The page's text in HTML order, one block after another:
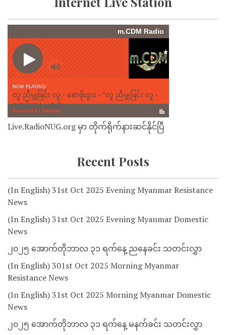
Live.RadioNUG.org မှာ တိုက်ရိုက်နားဆင်နိုင်ပြီ
Recent Posts
(In English) 31st Oct 2025 Evening Myanmar Resistance
News
(In English) 31st Oct 2025 Evening Myanmar Domestic
News
၂၀၂၅ အောက်တိုဘာလ ၃၁ ရက်နေ့ ညနေခင်း သတင်းလွှာ
(In English) 301st Oct 2025 Morning Myanmar
Resistance News
(In English) 31st Oct 2025 Morning Myanmar Domestic
News
၂၀၂၅ အောက်တိုဘာလ ၃၁ ရက်နေ့ မနက်ခင်း သတင်းလွှာ